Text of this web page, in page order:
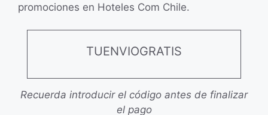
promociones en Hoteles Com Chile.
TUENVIOGRATIS
Recuerda introducir el código antes de finalizar
el pago